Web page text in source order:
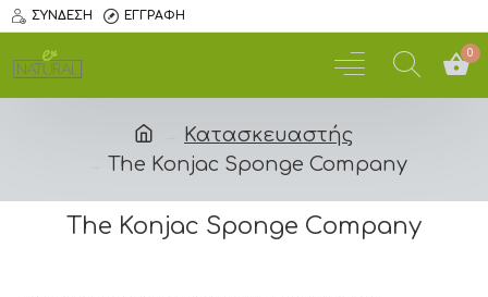
ΣΎΝΔΕΣΗ ΕΓΓΡΑΦΉ
0
Κατασκευαστής
The Konjac Sponge Company
The Konjac Sponge Company